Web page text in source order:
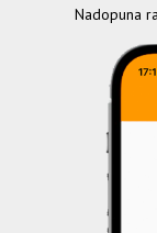
Nadopuna